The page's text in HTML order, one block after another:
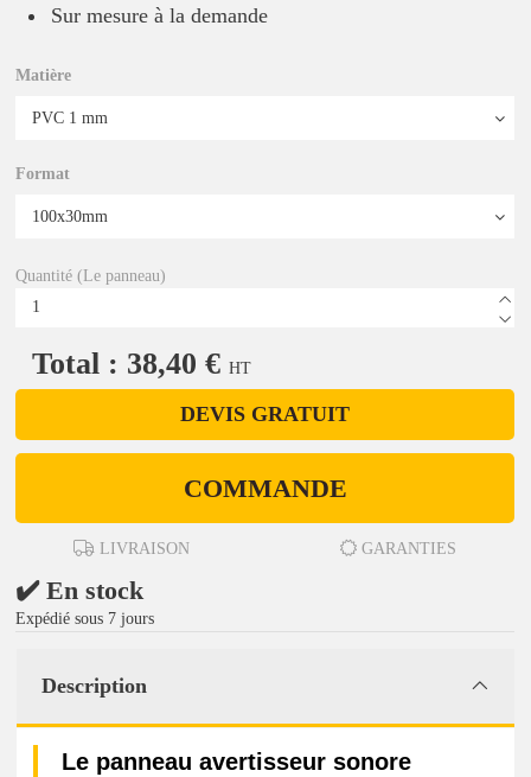
Sur mesure à la demande
Matière
Format
Quantité (Le panneau)
Total : 38,40 € HT
DEVIS GRATUIT
COMMANDE
LIVRAISON GARANTIES
✔️ En stock
Expédié sous 7 jours
Description
Le panneau avertisseur sonore